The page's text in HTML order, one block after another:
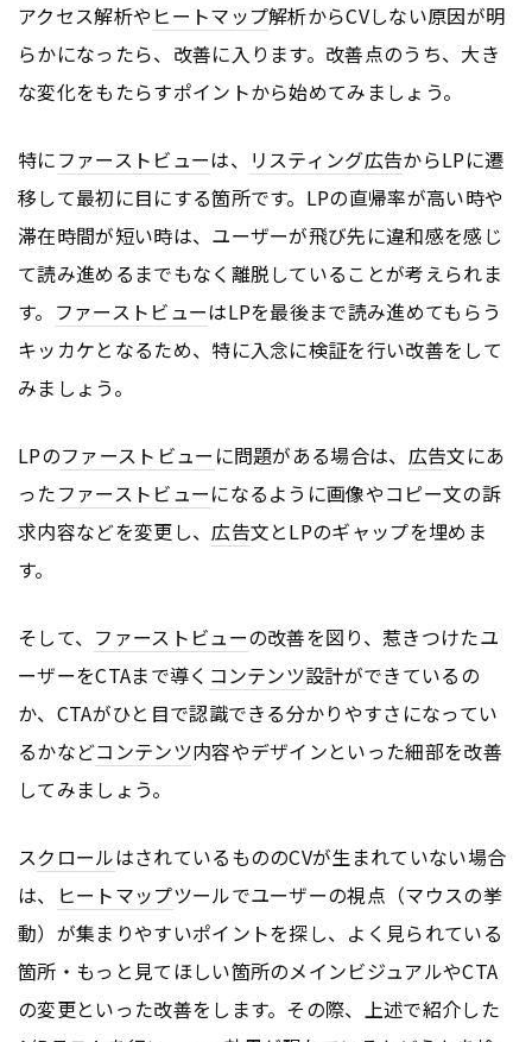
アクセス解析やヒートマップ解析からCVしない原因が明
らかになったら、改善に入ります。改善点のうち、大き
な変化をもたらすポイントから始めてみましょう。
特にファーストビューは、 リスティング広告からLPに遷
移して最初に目にする箇所です。LPの直帰率が高い時や
滞在時間が短い時は、ユーザーが飛び先に違和感を感じ
て読み進めるまでもなく離脱していることが考えられま
す。 ファーストビューはLPを最後まで読み進めてもらう
キッカケとなるため、特に入念に検証を行い改善をして
みましょう。
LPのファーストビュー に問題がある場合は、 広告文にあ
ったファーストビューになるように画像やコピー文の訴
求内容などを変更し、広告文とLPのギャップを埋めま
す。
そして、 ファーストビューの改善を図り、惹きつけたユ
ーザーをCTAまで導く コンテンツ設計ができているの
か、CTAがひと目で認識できる分かりやすさになってい
るかなどコンテンツ内容やデザインといった細部を改善
してみましょう。
スクロールはされているもののCVが生まれていない場合
は、 ヒートマップツールでユーザーの視点（マウスの挙
動）が集まりやすいポイントを探し、よく見られている
箇所・もっと見てほしい箇所のメインビジュアルやCTA
の変更といった改善をします。その際、上述で紹介した